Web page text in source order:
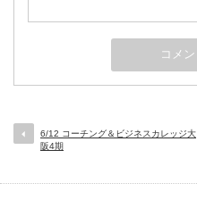
6/12 コーチング＆ビジネスカレッジ大
阪4期